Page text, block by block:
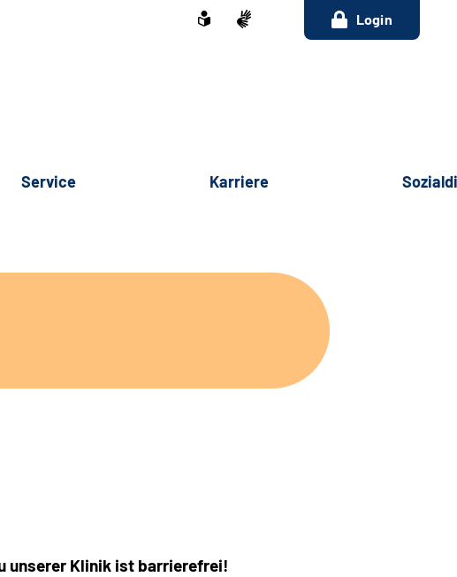
Login
Service Karriere
unserer Klinik ist barrierefrei!